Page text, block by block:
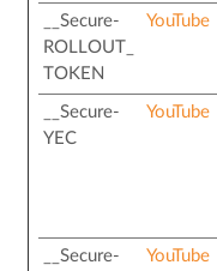
__Secure-
ROLLOUT_
TOKEN
YouTube
__Secure-
YEC
YouTube
__Secure-
YouTube